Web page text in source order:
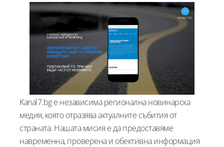
Kanal7.bg е независима регионална новинарска
медия, която отразява актуалните събития от
страната. Нашата мисия е да предоставяме
навременна, проверена и обективна информация